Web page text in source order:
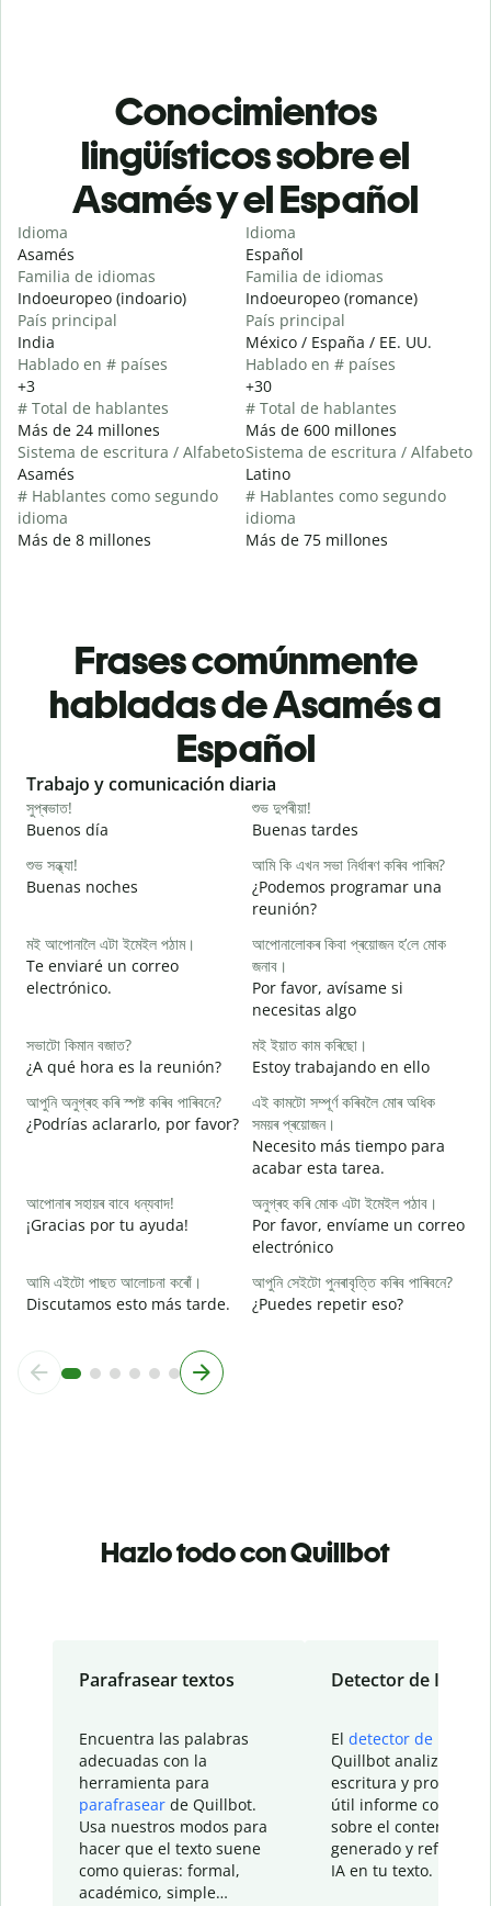
Conocimientos
lingüísticos sobre el
Asamés y el Español
Idioma
Asamés
Familia de idiomas
Indoeuropeo (indoario)
País principal
India
Hablado en # países
+3
# Total de hablantes
Más de 24 millones
Sistema de escritura / Alfabeto
Asamés
# Hablantes como segundo
idioma
Más de 8 millones
Idioma
Español
Familia de idiomas
Indoeuropeo (romance)
País principal
México / España / EE. UU.
Hablado en # países
+30
# Total de hablantes
Más de 600 millones
Sistema de escritura / Alfabeto
Latino
# Hablantes como segundo
idioma
Más de 75 millones
Frases comúnmente
habladas de Asamés a
Español
Slide 1 of 6
Trabajo y comunicación diaria
সুপ্ৰভাত!
Buenos día
শুভ দুপৰীয়া!
Buenas tardes
শুভ সন্ধ্যা!
Buenas noches
আমি কি এখন সভা নিৰ্ধাৰণ কৰিব পাৰিম?
¿Podemos programar una
reunión?
মই আপোনালৈ এটা ইমেইল পঠাম।
Te enviaré un correo
electrónico.
আপোনালোকৰ কিবা প্ৰয়োজন হ’লে মোক
জনাব।
Por favor, avísame si
necesitas algo
সভাটো কিমান বজাত?
¿A qué hora es la reunión?
মই ইয়াত কাম কৰিছো।
Estoy trabajando en ello
আপুনি অনুগ্ৰহ কৰি স্পষ্ট কৰিব পাৰিবনে?
¿Podrías aclararlo, por favor?
এই কামটো সম্পূৰ্ণ কৰিবলৈ মোৰ অধিক
সময়ৰ প্ৰয়োজন।
Necesito más tiempo para
acabar esta tarea.
আপোনাৰ সহায়ৰ বাবে ধন্যবাদ!
¡Gracias por tu ayuda!
অনুগ্ৰহ কৰি মোক এটা ইমেইল পঠাব।
Por favor, envíame un correo
electrónico
আমি এইটো পাছত আলোচনা কৰোঁ।
Discutamos esto más tarde.
আপুনি সেইটো পুনৰাবৃত্তি কৰিব পাৰিবনে?
¿Puedes repetir eso?
Hazlo todo con Quillbot
Parafrasear textos
Encuentra las palabras
adecuadas con la
herramienta para
parafrasear de Quillbot.
Usa nuestros modos para
hacer que el texto suene
como quieras: formal,
académico, simple…
Detector de IA
El detector de IA
Quillbot analiza tu
escritura y
útil informe con
sobre el contenido
generado y refinado
IA en tu texto.